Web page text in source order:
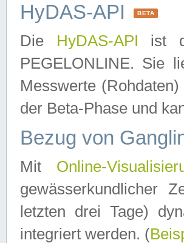
HyDAS-API BETA
Die HyDAS-API ist
PEGELONLINE. Sie
Messwerte
der Beta-Phase und
Bezug von
Mit Online-
gewässerkundlicher
letzten drei Tage)
integriert werden. (